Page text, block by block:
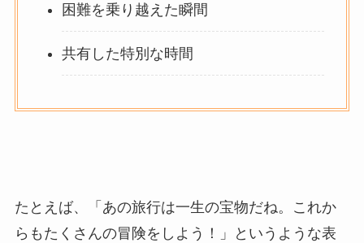
困難を乗り越えた瞬間
共有した特別な時間
たとえば、
「あの旅行は一生の宝物だね。これか
らもたくさんの冒険をしよう！」というような表